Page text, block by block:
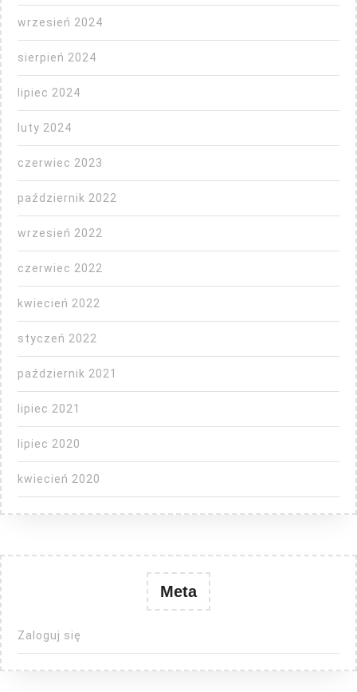
wrzesień 2024
sierpień 2024
lipiec 2024
luty 2024
czerwiec 2023
październik 2022
wrzesień 2022
czerwiec 2022
kwiecień 2022
styczeń 2022
październik 2021
lipiec 2021
lipiec 2020
kwiecień 2020
Meta
Zaloguj się